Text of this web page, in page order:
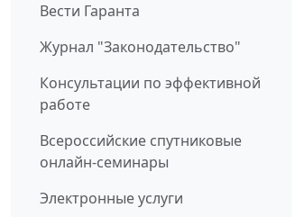
Вести Гаранта
Журнал "Законодательство"
Консультации по эффективной
работе
Всероссийские спутниковые
онлайн-семинары
Электронные услуги